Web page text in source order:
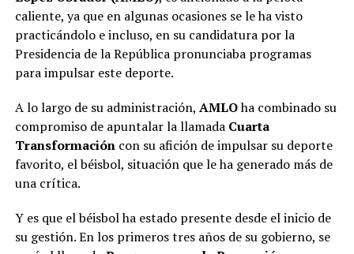
caliente, ya que en algunas ocasiones se le ha visto
practicándolo e incluso, en su candidatura por la
Presidencia de la República pronunciaba programas
para impulsar este deporte.
A lo largo de su administración, AMLOha combinado su
compromiso de apuntalar la llamada Cuarta
Transformacióncon su afición de impulsar su deporte
favorito, el béisbol, situación que le ha generado más de
una crítica.
Y es que el béisbol ha estado presente desde el inicio de
su gestión. En los primeros tres años de su gobierno, se